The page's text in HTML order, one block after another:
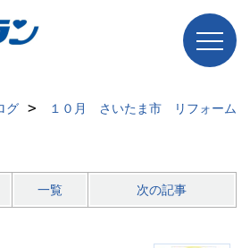
グ １０月 さいたま市 リフォーム
一覧 次の記事